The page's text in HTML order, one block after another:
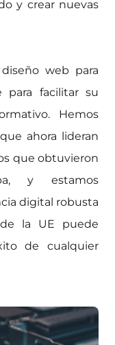
y crear nuevas
web para
para facilitar su
Hemos
ahora lideran
que obtuvieron
y estamos
digital robusta
la UE puede
de cualquier